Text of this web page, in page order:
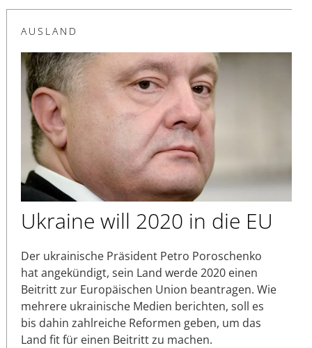
AUSLAND
Ukraine will 2020 in die EU
Der ukrainische Präsident Petro Poroschenko
hat angekündigt, sein Land werde 2020 einen
Beitritt zur Europäischen Union beantragen. Wie
mehrere ukrainische Medien berichten, soll es
bis dahin zahlreiche Reformen geben, um das
Land fit für einen Beitritt zu machen.